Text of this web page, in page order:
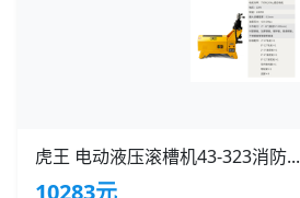
虎王 电动液压滚槽机43-323消防...
10283元